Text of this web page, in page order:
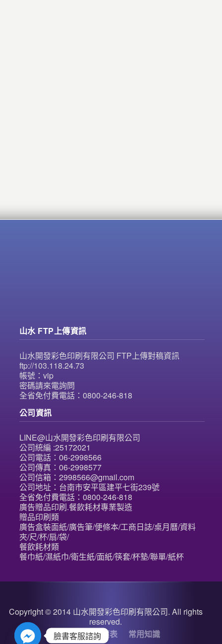
山水 FTP上傳資訊
山水開發彩色印刷有限公司 FTP上傳對稿資訊
ftp://103.118.24.73
帳號：vip
密碼請來電詢問
全省免付費電話：0800-246-818
公司資訊
LINE@山水開發彩色印刷有限公司
公司統編 :25172021
公司電話：06-2998566
公司傳真：06-2998577
公司信箱：2998566@gmail.com
公司地址：台南市安平區建平七街239號
全省免付費電話：0800-246-818
廣告贈品印刷.餐飲耗材專業製造
贈品印刷類
廣告盒裝面紙/廣告筆/便條本/工商日誌/桌月曆/資料
夾/尺/杯/扇/袋/
餐飲耗材類
餐巾紙/濕紙巾/衛生紙/面紙/筷套/杯墊/聯單/紙杯
Copyright © 2014 山水開發彩色印刷有限公司. All rights
reserved.
關於我們
詢價表 常用知識
臉書客服諮詢